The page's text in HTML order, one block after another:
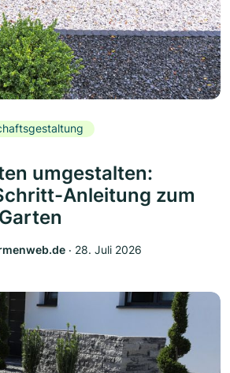
umgestalten:
Anleitung zum
‧ 28. Juli 2026